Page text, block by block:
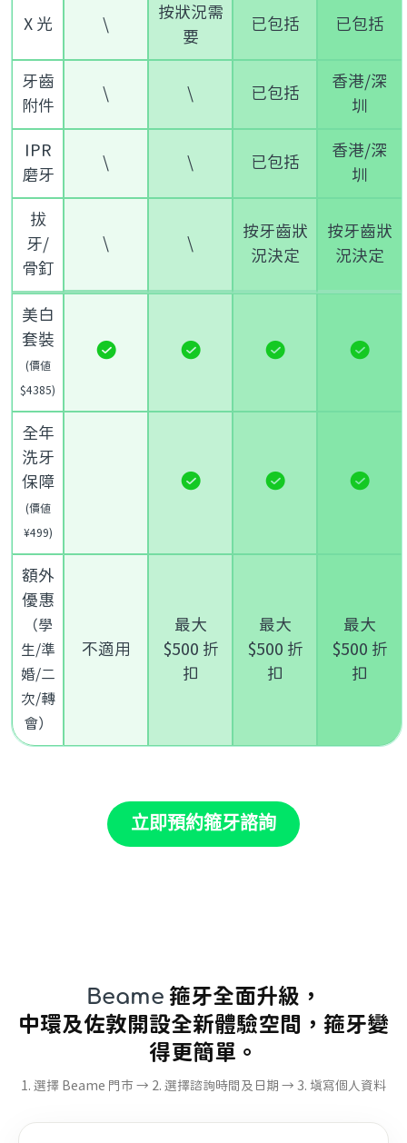
X 光 \
按狀況需
要
已包括 已包括
牙齒
附件
\ \ 已包括
香港/深
圳
IPR
磨牙
\ \ 已包括
香港/深
圳
拔
牙/
骨釘
\ \
按牙齒狀
況決定
按牙齒狀
況決定
美白
套裝
(價值
$4385)
全年
洗牙
保障
(價值
¥499)
額外
優惠
（學
生/準
婚/二
次/轉
會）
不適用
最大
$500 折
扣
最大
$500 折
扣
最大
$500 折
扣
立即預約箍牙諮詢
Beame 箍牙全面升級，
中環及佐敦開設全新體驗空間，箍牙變
得更簡單。
1. 選擇 Beame 門市 → 2. 選擇諮詢時間及日期 → 3. 填寫個人資料